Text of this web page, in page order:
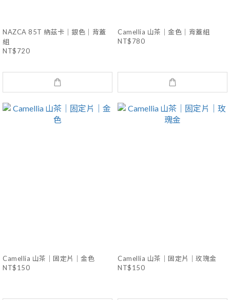
NAZCA 85T 納茲卡｜銀色｜背蓋
組
NT$720
Camellia 山茶｜金色｜背蓋組
NT$780
Camellia 山茶｜固定片｜金色
NT$150
Camellia 山茶｜固定片｜玫瑰金
NT$150